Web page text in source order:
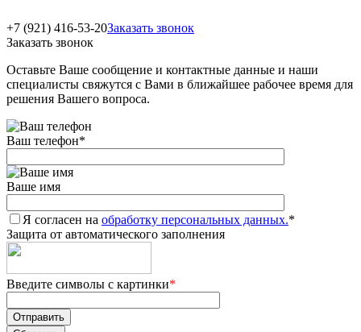
+7 (921) 416-53-20Заказать звонок
Заказать звонок
Оставьте Ваше сообщение и контактные данные и наши
специалисты свяжутся с Вами в ближайшее рабочее время для
решения Вашего вопроса.
Ваш телефон*
Ваше имя
Я согласен на обработку персональных данных.*
Защита от автоматического заполнения
Введите символы с картинки*